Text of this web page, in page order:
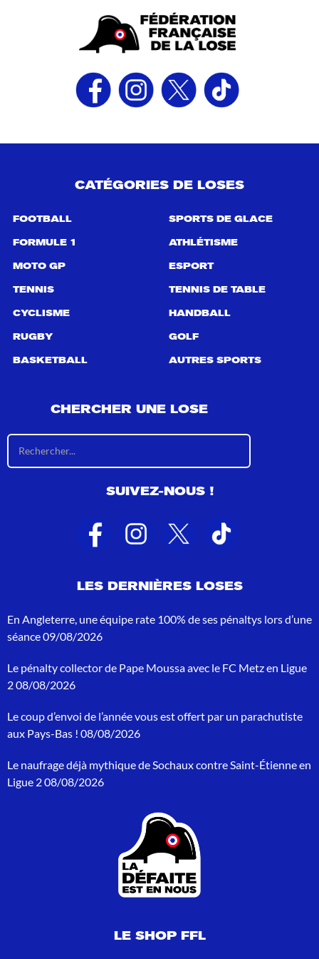
CATÉGORIES DE LOSES
FOOTBALL
FORMULE 1
MOTO GP
TENNIS
CYCLISME
RUGBY
BASKETBALL
SPORTS DE GLACE
ATHLÉTISME
ESPORT
TENNIS DE TABLE
HANDBALL
GOLF
AUTRES SPORTS
CHERCHER UNE LOSE
s
l
a
t
s
r
c
c
o
u
:
SUIVEZ-NOUS !
LES DERNIÈRES LOSES
En Angleterre, une équipe rate 100% de ses pénaltys lors d’une
séance09/08/2026
Le pénalty collector de Pape Moussa avec le FC Metz en Ligue
208/08/2026
Le coup d’envoi de l’année vous est offert par un parachutiste
aux Pays-Bas ! 08/08/2026
Le naufrage déjà mythique de Sochaux contre Saint-Étienne en
Ligue 208/08/2026
LE SHOP FFL